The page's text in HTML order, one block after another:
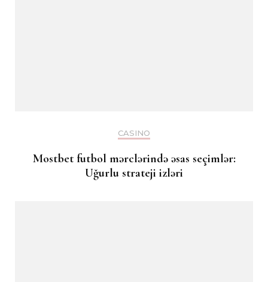
CASINO
Mostbet futbol mərclərində əsas seçimlər:
Uğurlu strateji izləri